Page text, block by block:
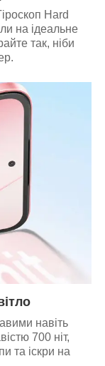
Hard
на ідеальне
так, ніби
навіть
700 ніт,
та іскри на